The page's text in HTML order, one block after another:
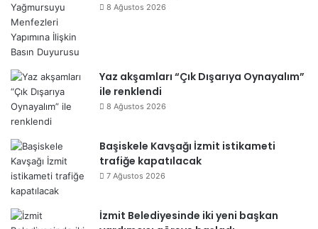
8 Ağustos 2026
Yaz akşamları “Çık Dışarıya Oynayalım”
ile renklendi
8 Ağustos 2026
Başiskele Kavşağı İzmit istikameti
trafiğe kapatılacak
7 Ağustos 2026
İzmit Belediyesinde iki yeni başkan